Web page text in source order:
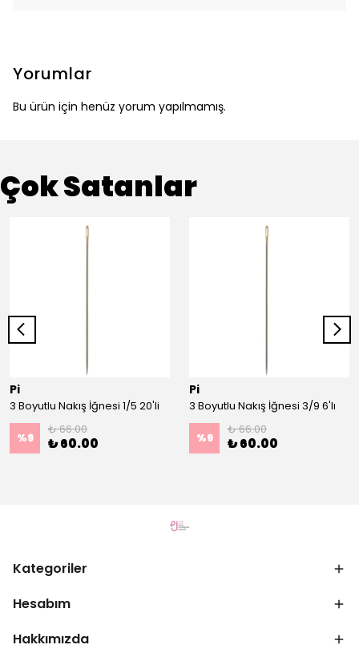
Yorumlar
Bu ürün için henüz yorum yapılmamış.
Çok Satanlar
Pi
3 Boyutlu Nakış İğnesi 1/5 20'li
%9
₺ 66.00
₺ 60.00
Pi
3 Boyutlu Nakış İğnesi 3/9 6'lı
%9
₺ 66.00
₺ 60.00
Kategoriler
Hesabım
Hakkımızda